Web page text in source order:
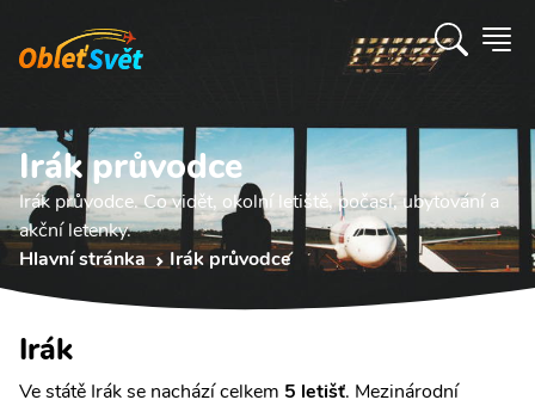
Irák průvodce
Irák průvodce. Co vidět, okolní letiště, počasí, ubytování a
akční letenky.
Hlavní stránka
Irák průvodce
Irák
Ve státě Irák se nachází celkem 5 letišť. Mezinárodní